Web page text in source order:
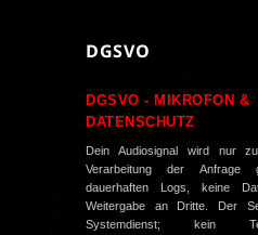
DGSVO
DGSVO - MIKROFON &
DATENSCHUTZ
Dein Audiosignal wird nur
Verarbeitung der Anfrage
dauerhaften Logs, keine
Weitergabe an Dritte. Der
Systemdienst; kein